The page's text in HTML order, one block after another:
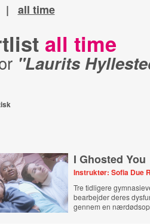
| all time
all time
"Laurits
I Ghosted You
Instruktør: Sofia Due
Tre tidligere
bearbejder deres
gennem en